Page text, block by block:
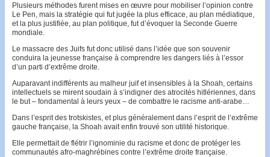
Plusieurs méthodes furent mi­ses en œuvre pour mobiliser l’opinion contre
Le Pen, mais la stratégie qui fut jugée la plus effi­cace, au plan mé­diati­que,
et la plus justifiée, au plan poli­tique, fut d’évoquer la Se­conde Guerre
mondiale.
Le mas­sacre des Juifs fut donc uti­lisé dans l’idée que son souvenir
conduira la jeunesse française à comprendre les dangers liés à l’essor
d’un parti d’extrême droite.
Auparavant indifférents au malheur juif et insensibles à la Shoah, certains
intellectuels se mirent soudain à s’indi­gner des atrocités hitlé­riennes, dans
le but – fondamental à leurs yeux – de combattre le racisme anti-arabe…
Dans l’esprit des trotskistes, et plus géné­ralement dans l’esprit de l’extrême
gauche fran­çaise, la Shoah avait enfin trouvé son utilité historique.
Elle per­­mettait de flétrir l’ignominie du racisme et donc de pro­téger les
com­munautés afro-maghré­bines contre l’ex­trême droite française.